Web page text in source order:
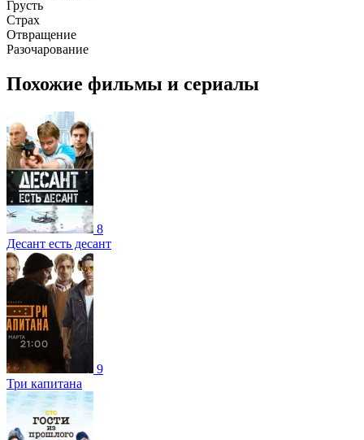
Грусть
Страх
Отвращение
Разочарование
Похожие фильмы и сериалы
8
Десант есть десант
9
Три капитана